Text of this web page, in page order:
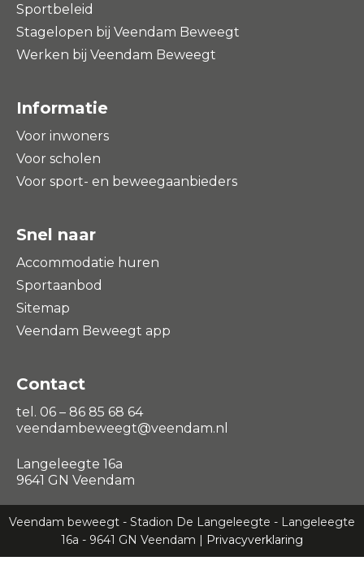
Sportbeleid
Stagelopen bij Veendam Beweegt
Werken bij Veendam Beweegt
Informatie
Voor inwoners
Voor scholen
Voor sport- en beweegaanbieders
Snel naar
Accommodatie huren
Sportaanbod
Sitemap
Veendam Beweegt app
Contact
tel. 06 – 86 85 68 64
veendambeweegt@veendam.nl
Langeleegte 16a
9641 GN Veendam
Veendam beweegt - Stadion De Langeleegte - Langeleegte
16a - 9641 GN Veendam | Privacyverklaring